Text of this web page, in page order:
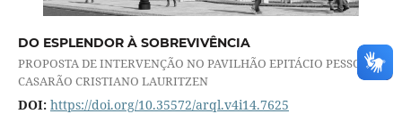
DO ESPLENDOR À SOBREVIVÊNCIA
PROPOSTA DE INTERVENÇÃO NO PAVILHÃO EPITÁCIO PESSOA E
CASARÃO CRISTIANO LAURITZEN
DOI: https://doi.org/10.35572/arql.v4i14.7625